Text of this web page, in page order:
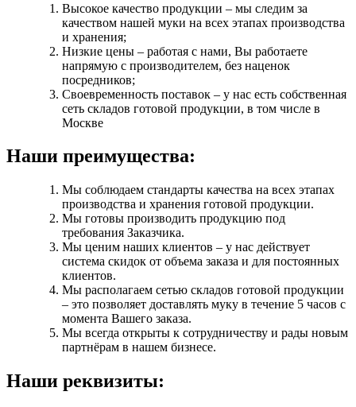
Высокое качество продукции – мы следим за
качеством нашей муки на всех этапах производства
и хранения;
Низкие цены – работая с нами, Вы работаете
напрямую с производителем, без наценок
посредников;
Своевременность поставок – у нас есть собственная
сеть складов готовой продукции, в том числе в
Москве
Наши преимущества:
Мы соблюдаем стандарты качества на всех этапах
производства и хранения готовой продукции.
Мы готовы производить продукцию под
требования Заказчика.
Мы ценим наших клиентов – у нас действует
система скидок от объема заказа и для постоянных
клиентов.
Мы располагаем сетью складов готовой продукции
– это позволяет доставлять муку в течение 5 часов с
момента Вашего заказа.
Мы всегда открыты к сотрудничеству и рады новым
партнёрам в нашем бизнесе.
Наши реквизиты: